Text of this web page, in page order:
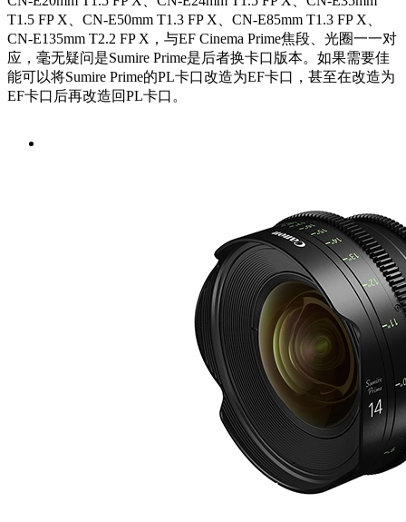
T1.5 FP X、CN-E50mm T1.3 FP X、CN-E85mm T1.3 FP X、
CN-E135mm T2.2 FP X，与EF Cinema Prime焦段、光圈一一对
应，毫无疑问是Sumire Prime是后者换卡口版本。如果需要佳
能可以将Sumire Prime的PL卡口改造为EF卡口，甚至在改造为
EF卡口后再改造回PL卡口。